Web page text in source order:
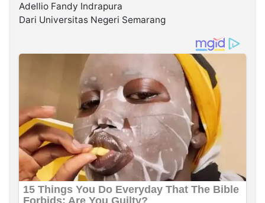
Adellio Fandy Indrapura
Dari Universitas Negeri Semarang